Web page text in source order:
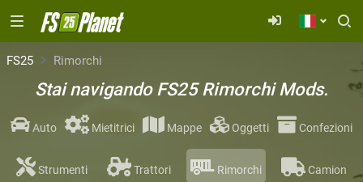
FS25 Rimorchi
Stai navigando FS25 Rimorchi Mods.
Auto Mietitrici Mappe Oggetti Confezioni
Strumenti Trattori Rimorchi Camion